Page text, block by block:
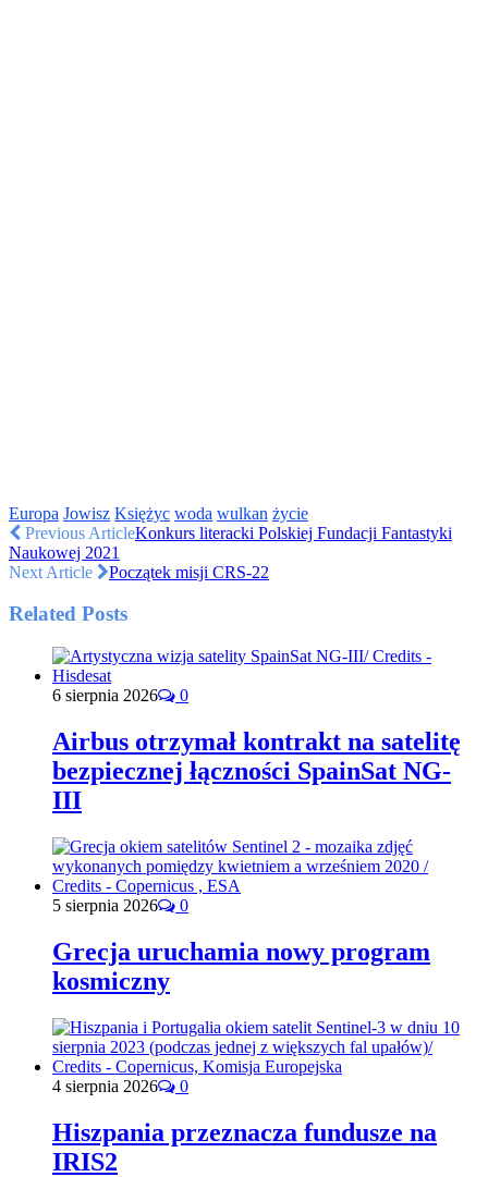
Europa Jowisz Księżyc woda wulkan życie
Previous ArticleKonkurs literacki Polskiej Fundacji Fantastyki
Naukowej 2021
Next Article
Początek misji CRS-22
Related Posts
6 sierpnia 2026 0
Airbus otrzymał kontrakt na satelitę
bezpiecznej łączności SpainSat NG-
III
5 sierpnia 2026 0
Grecja uruchamia nowy program
kosmiczny
4 sierpnia 2026 0
Hiszpania przeznacza fundusze na
IRIS2